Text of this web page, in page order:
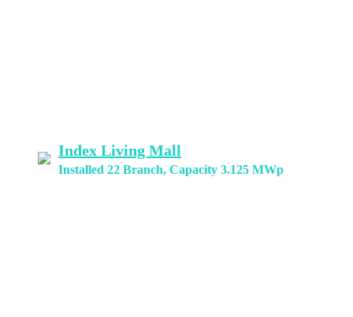
Index Living Mall
Installed 22 Branch, Capacity 3.125 MWp